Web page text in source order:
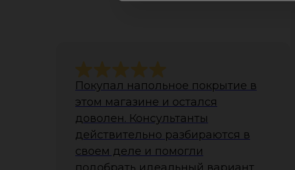
Покупал напольное покрытие в
этом магазине и остался
доволен. Консультанты
действительно разбираются в
своем деле и помогли
подобрать идеальный вариант